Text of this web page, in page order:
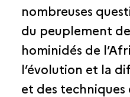
RITES ET PRATIQUES
L’ÂGE DU BRONZE
LES ROYAUMES
nombreuses
du peuplement
hominidés de
l’évolution et la
et des techniques